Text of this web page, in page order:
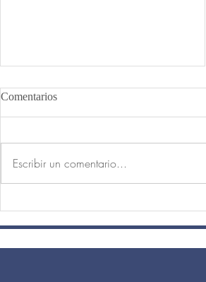
Comentarios
Escribir un comentario...